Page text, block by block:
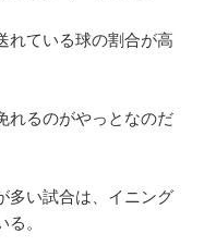
れている球の割合が高
れるのがやっとなのだ
多い試合は、イニング
。